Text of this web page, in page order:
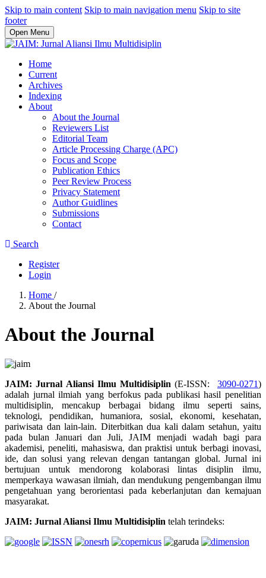
Skip to main content Skip to main navigation menu Skip to site
footer
Open Menu
Home
Current
Archives
Indexing
About
About the Journal
Reviewers List
Editorial Team
Article Processing Charge (APC)
Focus and Scope
Publication Ethics
Peer Review Process
Privacy Statement
Author Guidlines
Submissions
Contact
Search
Register
Login
Home /
About the Journal
About the Journal
JAIM: Jurnal Aliansi Ilmu Multidisiplin (E-ISSN:3090-0271)
adalah jurnal ilmiah yang berfokus pada publikasi hasil penelitian
multidisiplin, mencakup berbagai bidang ilmu seperti sains,
teknologi, pendidikan, humaniora, sosial, ekonomi, kesehatan,
pariwisata dan lain-lain. Diterbitkan dua kali dalam setahun, yaitu
pada bulan Januari dan Juli, JAIM menjadi wadah bagi para
akademisi, peneliti, mahasiswa, dan praktisi untuk berbagi inovasi,
ide, dan solusi yang relevan dengan tantangan global. Jurnal ini
bertujuan untuk mendorong kolaborasi lintas disiplin ilmu,
memperkaya wawasan ilmiah, dan mendukung pengembangan ilmu
pengetahuan yang berorientasi pada keberlanjutan dan kemajuan
masyarakat.
JAIM: Jurnal Aliansi Ilmu Multidisiplin telah terindeks: